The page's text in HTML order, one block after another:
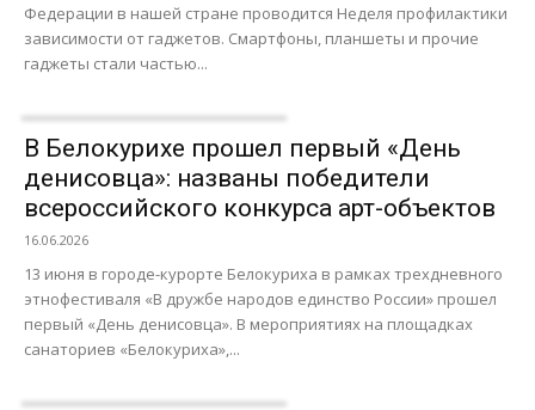
Федерации в нашей стране проводится Неделя профилактики
зависимости от гаджетов. Смартфоны, планшеты и прочие
гаджеты стали частью...
В Белокурихе прошел первый «День
денисовца»: названы победители
всероссийского конкурса арт-объектов
16.06.2026
13 июня в городе-курорте Белокуриха в рамках трехдневного
этнофестиваля «В дружбе народов единство России» прошел
первый «День денисовца». В мероприятиях на площадках
санаториев «Белокуриха»,...